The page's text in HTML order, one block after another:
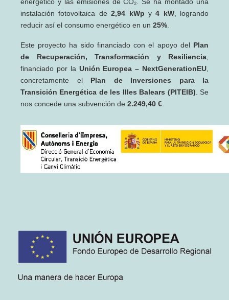
instalación fotovoltaica de2,94 kWp y4 kW, logrando
reducir así el consumo energético en un 25%
Este proyecto ha sido financiado con el apoyo del Plan
de Recuperación, Transformación y Resiliencia
financiado por la Unión Europea – NextGenerationEU
concretamente el Plan de Inversiones para la
Transición Energética de les Illes Balears (PITEIB) . Se
nos concede una subvención de 2.249,40 €